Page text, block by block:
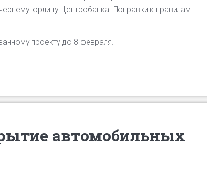
юрлицу Центробанка. Поправки к правилам
проекту до 8 февраля.
автомобильных